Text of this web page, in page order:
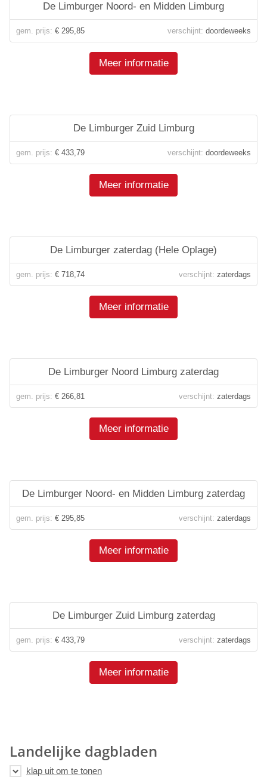
De Limburger Noord- en Midden Limburg
gem. prijs: € 295,85 verschijnt: doordeweeks
Meer informatie
De Limburger Zuid Limburg
gem. prijs: € 433,79 verschijnt: doordeweeks
Meer informatie
De Limburger zaterdag (Hele Oplage)
gem. prijs: € 718,74 verschijnt: zaterdags
Meer informatie
De Limburger Noord Limburg zaterdag
gem. prijs: € 266,81 verschijnt: zaterdags
Meer informatie
De Limburger Noord- en Midden Limburg zaterdag
gem. prijs: € 295,85 verschijnt: zaterdags
Meer informatie
De Limburger Zuid Limburg zaterdag
gem. prijs: € 433,79 verschijnt: zaterdags
Meer informatie
Landelijke dagbladen